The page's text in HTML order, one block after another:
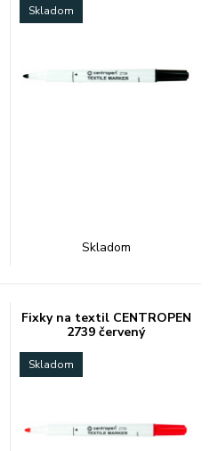
Skladom
Skladom
Fixky na textil CENTROPEN
2739 červený
Skladom